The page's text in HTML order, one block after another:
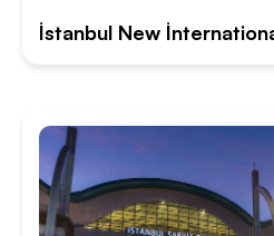
İstanbul New